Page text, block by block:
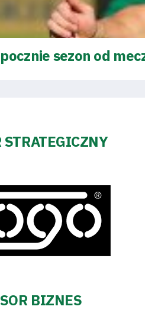
sezon od
STRATEGICZNY
BIZNES